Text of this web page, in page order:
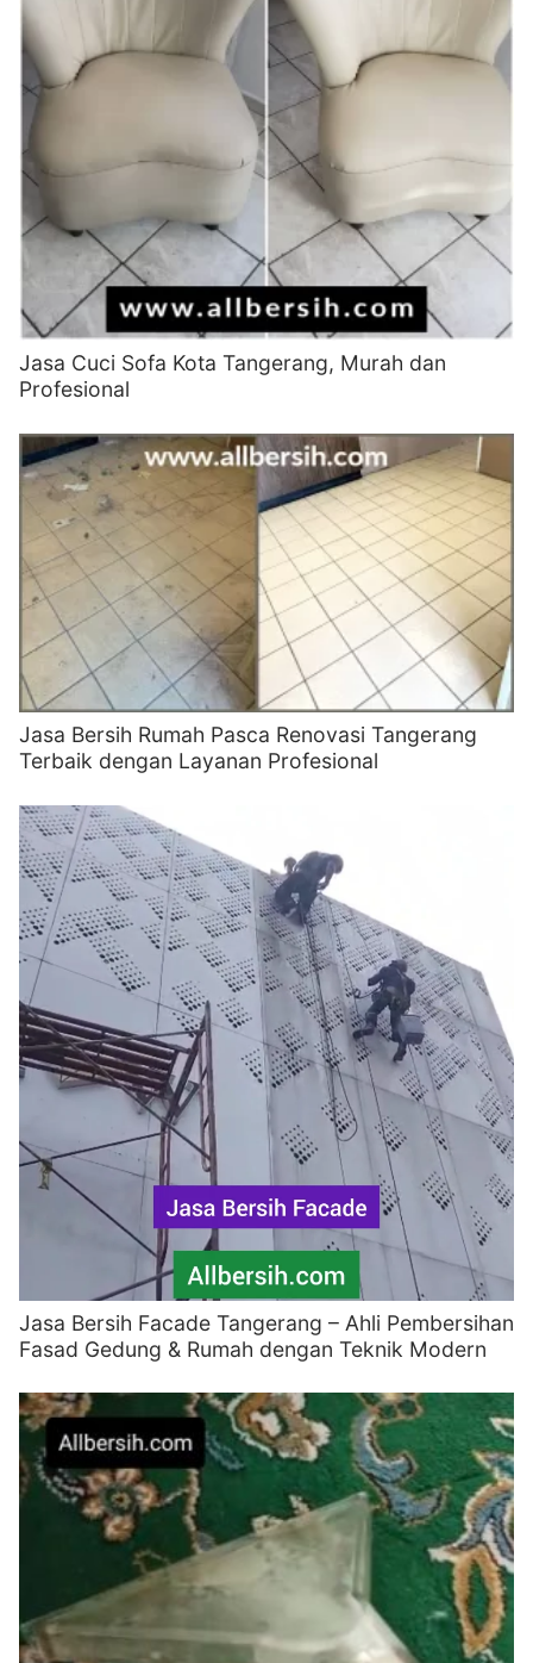
Jasa Cuci Sofa Kota Tangerang, Murah dan
Profesional
Jasa Bersih Rumah Pasca Renovasi Tangerang
Terbaik dengan Layanan Profesional
Jasa Bersih Facade Tangerang – Ahli Pembersihan
Fasad Gedung & Rumah dengan Teknik Modern